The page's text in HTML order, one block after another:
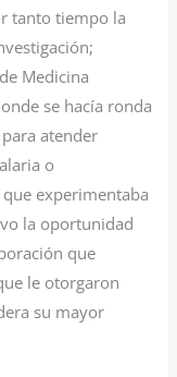
tanto tiempo la
Medicina
se hacía ronda
atender
o
experimentaba
la oportunidad
que
le otorgaron
su mayor